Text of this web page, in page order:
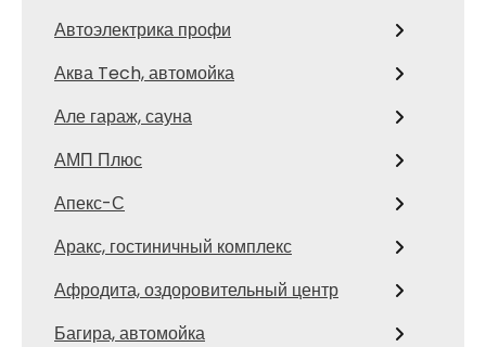
Автоэлектрика профи
Аква Tech, автомойка
Але гараж, сауна
АМП Плюс
Апекс-С
Аракс, гостиничный комплекс
Афродита, оздоровительный центр
Багира, автомойка